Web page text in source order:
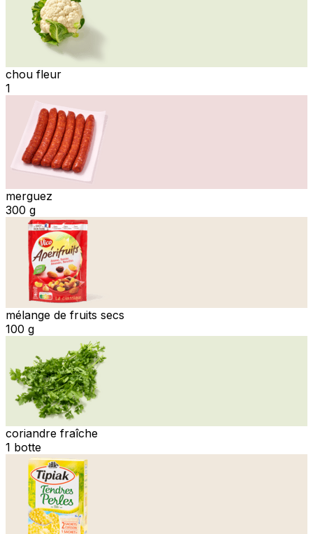
chou fleur
1
merguez
300 g
mélange de fruits secs
100 g
coriandre fraîche
1 botte